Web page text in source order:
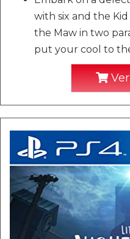
with six and the
the Maw in two
put your cool to